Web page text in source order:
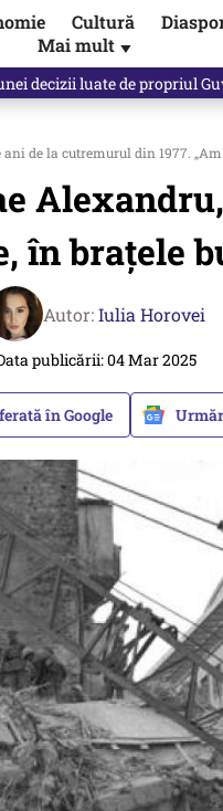
Cultură
Mai mult ▼
de la cutremurul din 1977.
în brațele
Autor:Iulia Horovei
publicării: 04 Mar 2025
în Google